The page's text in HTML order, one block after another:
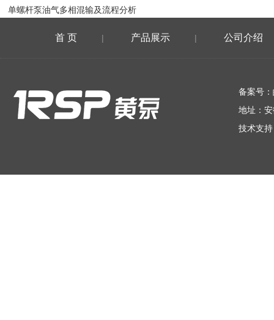
单螺杆泵油气多相混输及流程分析
首 页 | 产品展示 | 公司介绍
备案号：
地址：
技术支